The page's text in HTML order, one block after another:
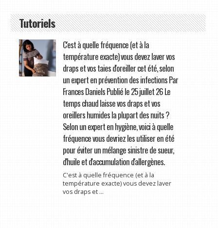
Tutoriels
C'est à quelle fréquence (et à la
température exacte) vous devez laver vos
draps et vos taies d'oreiller cet été, selon
un expert en prévention des infections Par
Frances Daniels Publié le 25 juillet 26 Le
temps chaud laisse vos draps et vos
oreillers humides la plupart des nuits ?
Selon un expert en hygiène, voici à quelle
fréquence vous devriez les utiliser en été
pour éviter un mélange sinistre de sueur,
d'huile et d'accumulation d'allergènes.
C'est à quelle fréquence (et à la
température exacte) vous devez laver
vos draps et ...